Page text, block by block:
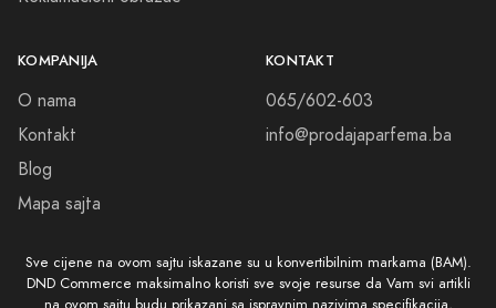
KOMPANIJA
O nama
Kontakt
Blog
Mapa sajta
KONTAKT
065/602-603
info@prodajaparfema.ba
Sve cijene na ovom sajtu iskazane su u konvertibilnim markama (BAM).
DND Commerce maksimalno koristi sve svoje resurse da Vam svi artikli
na ovom sajtu budu prikazani sa ispravnim nazivima specifikacija,